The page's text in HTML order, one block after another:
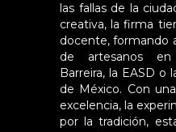
las fallas de la
creativa, la firma
docente, formando
de artesanos en
Barreira, la EASD o
de México. Con
excelencia, la
por la tradición,